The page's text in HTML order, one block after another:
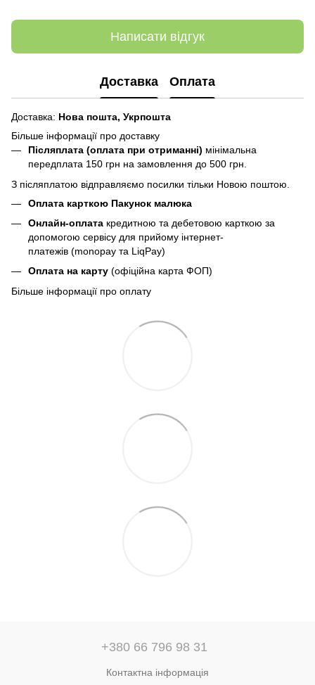
Написати відгук
Доставка Оплата
Доставка: Нова пошта, Укрпошта
Більше інформації про доставку
Післяплата (оплата при отриманні) мінімальна
передплата 150 грн на замовлення до 500 грн.
З післяплатою відправляємо посилки тільки Новою поштою.
Оплата карткою Пакунок малюка
Онлайн-оплата кредитною та дебетовою карткою за
допомогою сервісу для прийому інтернет-
платежів (monopay та LiqPay)
Оплата на карту (офіційна карта ФОП)
Більше інформації про оплату
+380 66 796 98 31
Контактна інформація